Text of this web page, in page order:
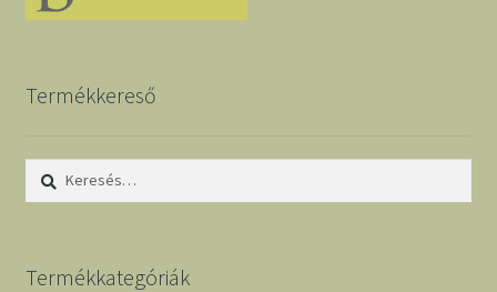
Termékkereső
Keresés:
Termékkategóriák